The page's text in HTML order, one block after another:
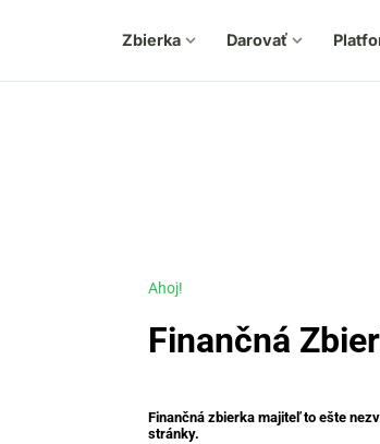
Zbierka expand_more Darovať expand_more
Ahoj!
Finančná
Finančná zbierka majiteľ to ešte
stránky.